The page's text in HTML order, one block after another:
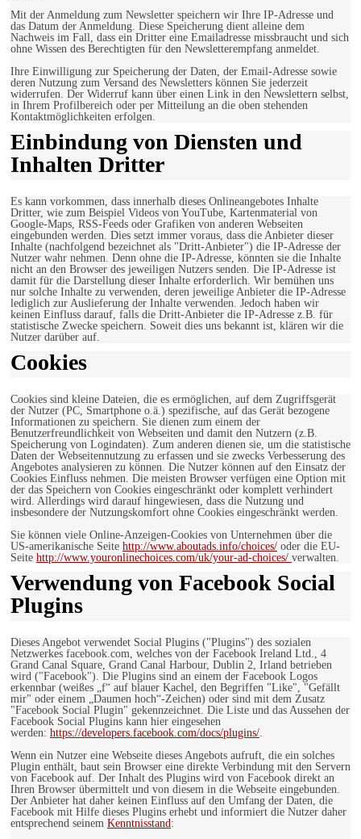
Mit der Anmeldung zum Newsletter speichern wir Ihre IP-Adresse und
das Datum der Anmeldung. Diese Speicherung dient alleine dem
Nachweis im Fall, dass ein Dritter eine Emailadresse missbraucht und sich
ohne Wissen des Berechtigten für den Newsletterempfang anmeldet.
Ihre Einwilligung zur Speicherung der Daten, der Email-Adresse sowie
deren Nutzung zum Versand des Newsletters können Sie jederzeit
widerrufen. Der Widerruf kann über einen Link in den Newslettern selbst,
in Ihrem Profilbereich oder per Mitteilung an die oben stehenden
Kontaktmöglichkeiten erfolgen.
Einbindung von Diensten und
Inhalten Dritter
Es kann vorkommen, dass innerhalb dieses Onlineangebotes Inhalte
Dritter, wie zum Beispiel Videos von YouTube, Kartenmaterial von
Google-Maps, RSS-Feeds oder Grafiken von anderen Webseiten
eingebunden werden. Dies setzt immer voraus, dass die Anbieter dieser
Inhalte (nachfolgend bezeichnet als "Dritt-Anbieter") die IP-Adresse der
Nutzer wahr nehmen. Denn ohne die IP-Adresse, könnten sie die Inhalte
nicht an den Browser des jeweiligen Nutzers senden. Die IP-Adresse ist
damit für die Darstellung dieser Inhalte erforderlich. Wir bemühen uns
nur solche Inhalte zu verwenden, deren jeweilige Anbieter die IP-Adresse
lediglich zur Auslieferung der Inhalte verwenden. Jedoch haben wir
keinen Einfluss darauf, falls die Dritt-Anbieter die IP-Adresse z.B. für
statistische Zwecke speichern. Soweit dies uns bekannt ist, klären wir die
Nutzer darüber auf.
Cookies
Cookies sind kleine Dateien, die es ermöglichen, auf dem Zugriffsgerät
der Nutzer (PC, Smartphone o.ä.) spezifische, auf das Gerät bezogene
Informationen zu speichern. Sie dienen zum einem der
Benutzerfreundlichkeit von Webseiten und damit den Nutzern (z.B.
Speicherung von Logindaten). Zum anderen dienen sie, um die statistische
Daten der Webseitennutzung zu erfassen und sie zwecks Verbesserung des
Angebotes analysieren zu können. Die Nutzer können auf den Einsatz der
Cookies Einfluss nehmen. Die meisten Browser verfügen eine Option mit
der das Speichern von Cookies eingeschränkt oder komplett verhindert
wird. Allerdings wird darauf hingewiesen, dass die Nutzung und
insbesondere der Nutzungskomfort ohne Cookies eingeschränkt werden.
Sie können viele Online-Anzeigen-Cookies von Unternehmen über die
US-amerikanische Seite http://www.aboutads.info/choices/ oder die EU-
Seite http://www.youronlinechoices.com/uk/your-ad-choices/ verwalten.
Verwendung von Facebook Social
Plugins
Dieses Angebot verwendet Social Plugins ("Plugins") des sozialen
Netzwerkes facebook.com, welches von der Facebook Ireland Ltd., 4
Grand Canal Square, Grand Canal Harbour, Dublin 2, Irland betrieben
wird ("Facebook"). Die Plugins sind an einem der Facebook Logos
erkennbar (weißes „f“ auf blauer Kachel, den Begriffen "Like", "Gefällt
mir" oder einem „Daumen hoch“-Zeichen) oder sind mit dem Zusatz
"Facebook Social Plugin" gekennzeichnet. Die Liste und das Aussehen der
Facebook Social Plugins kann hier eingesehen
werden: https://developers.facebook.com/docs/plugins/.
Wenn ein Nutzer eine Webseite dieses Angebots aufruft, die ein solches
Plugin enthält, baut sein Browser eine direkte Verbindung mit den Servern
von Facebook auf. Der Inhalt des Plugins wird von Facebook direkt an
Ihren Browser übermittelt und von diesem in die Webseite eingebunden.
Der Anbieter hat daher keinen Einfluss auf den Umfang der Daten, die
Facebook mit Hilfe dieses Plugins erhebt und informiert die Nutzer daher
entsprechend seinem Kenntnisstand: